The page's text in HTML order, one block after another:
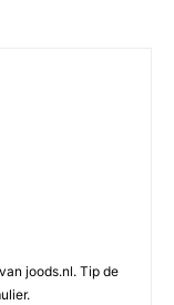
joods.nl. Tip de